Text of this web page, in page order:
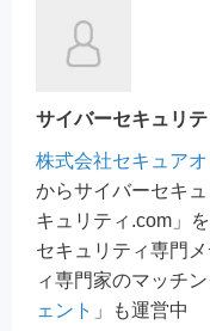
サイバーセキュリ
株式会社セキュア
からサイバーセキ
キュリティ.com」
セキュリティ専門
ィ専門家のマッチ
ェント 」も運営中